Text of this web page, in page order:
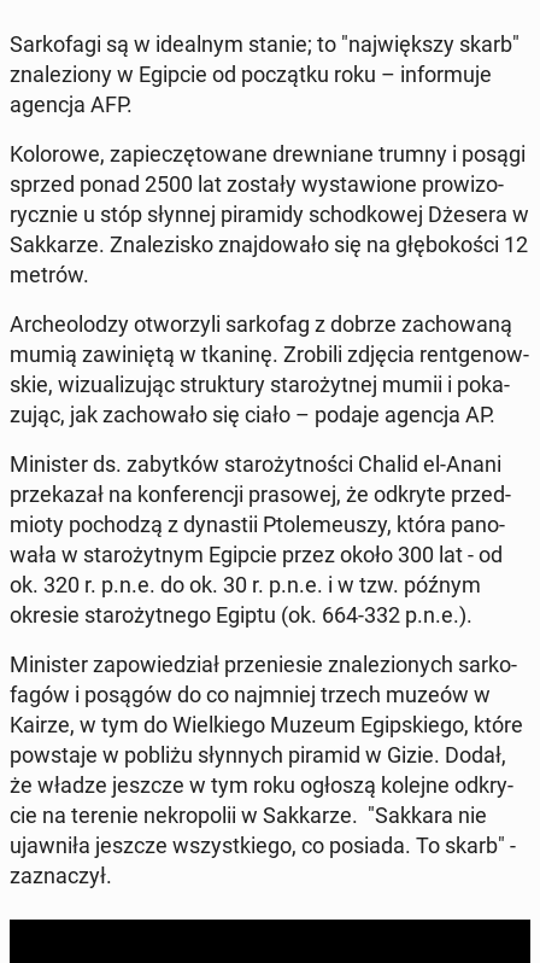
Sar­ko­fa­gi są w ide­al­nym stanie; to "naj­więk­szy skarb"
zna­le­zio­ny w Egipcie od po­cząt­ku roku – in­for­mu­je
agencja AFP.
Ko­lo­ro­we, za­pie­czę­to­wa­ne drew­nia­ne trumny i posągi
sprzed ponad 2500 lat zostały wy­sta­wio­ne pro­wi­zo­
rycz­nie u stóp słynnej pi­ra­mi­dy schod­ko­wej Dżesera w
Sak­ka­rze. Zna­le­zi­sko znaj­do­wa­ło się na głę­bo­ko­ści 12
metrów.
Ar­che­olo­dzy otwo­rzy­li sar­ko­fag z dobrze za­cho­wa­ną
mumią za­wi­nię­tą w tkaninę. Zrobili zdjęcia rent­ge­now­
skie, wi­zu­ali­zu­jąc struk­tu­ry sta­ro­żyt­nej mumii i po­ka­
zu­jąc, jak za­cho­wa­ło się ciało – podaje agencja AP.
Mi­ni­ster ds. za­byt­ków sta­ro­żyt­no­ści Chalid el-Anani
prze­ka­zał na kon­fe­ren­cji pra­so­wej, że odkryte przed­
mio­ty po­cho­dzą z dy­na­stii Pto­le­me­uszy, która pa­no­
wa­ła w sta­ro­żyt­nym Egipcie przez około 300 lat - od
ok. 320 r. p.n.e. do ok. 30 r. p.n.e. i w tzw. późnym
okresie sta­ro­żyt­ne­go Egiptu (ok. 664-332 p.n.e.).
Mi­ni­ster za­po­wie­dział prze­nie­sie zna­le­zio­nych sar­ko­
fa­gów i posągów do co naj­mniej trzech muzeów w
Kairze, w tym do Wiel­kie­go Muzeum Egip­skie­go, które
po­wsta­je w pobliżu słyn­nych piramid w Gizie. Dodał,
że władze jeszcze w tym roku ogłoszą kolejne od­kry­
cie na terenie ne­kro­po­lii w Sak­ka­rze. "Sakkara nie
ujaw­ni­ła jeszcze wszyst­kie­go, co posiada. To skarb" -
za­zna­czył.